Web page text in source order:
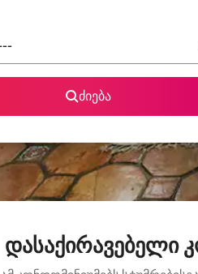
ძიება
დასაქირავებელი